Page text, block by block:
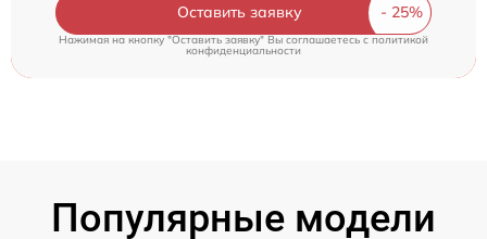
Оставить заявку
Нажимая на кнопку "Оставить заявку" Вы соглашаетесь cполитикой
конфиденциальности
Популярные модели